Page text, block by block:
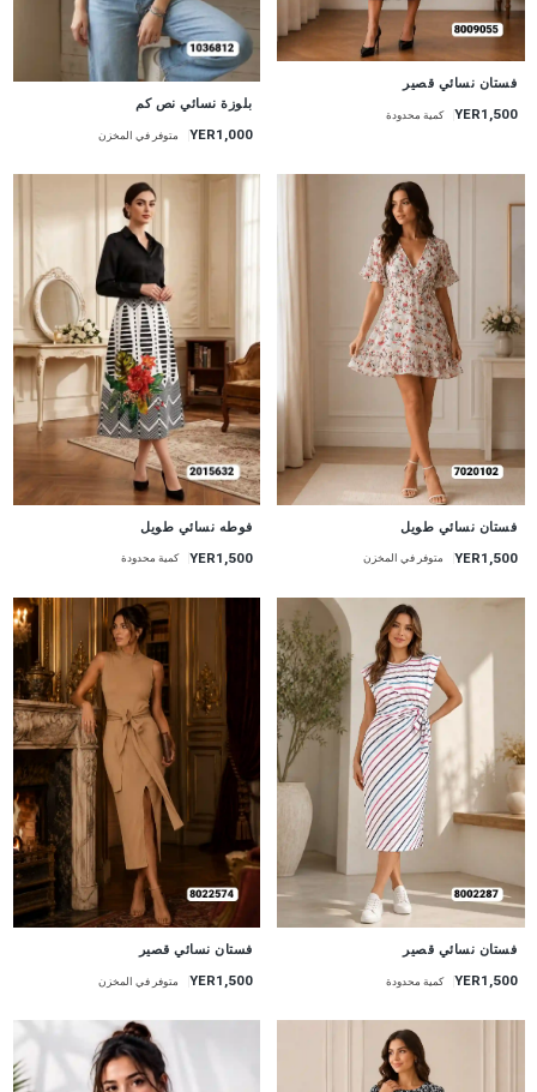
فستان نسائي قصير
YER1,500 كمية محدودة
جديد
بلوزة نسائي نص كم
YER1,000 متوفر في المخزن
فستان نسائي طويل
YER1,500 متوفر في المخزن
فوطه نسائي طويل
YER1,500 كمية محدودة
فستان نسائي قصير
YER1,500 كمية محدودة
فستان نسائي قصير
YER1,500 متوفر في المخزن